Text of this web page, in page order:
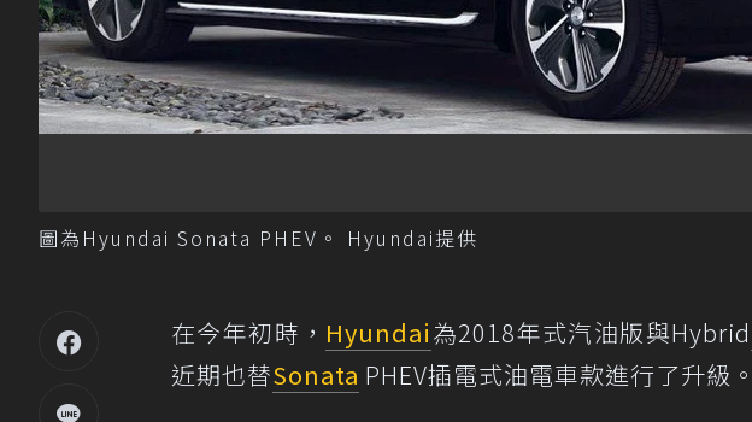
圖為Hyundai Sonata PHEV。 Hyundai提供
在今年初時， Hyundai為2018年式汽油版與Hybrid
近期也替Sonata PHEV插電式油電車款進行了升級。